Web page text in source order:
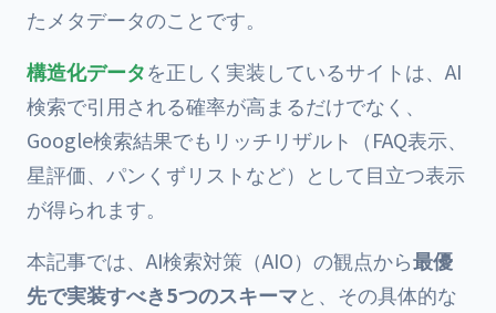
たメタデータのことです。
構造化データを正しく実装しているサイトは、AI
検索で引用される確率が高まるだけでなく、
Google検索結果でもリッチリザルト（FAQ表示、
星評価、パンくずリストなど）として目立つ表示
が得られます。
本記事では、AI検索対策（AIO）の観点から最優
先で実装すべき5つのスキーマと、その具体的な